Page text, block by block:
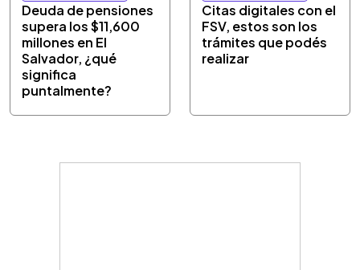
Deuda de pensiones
supera los $11,600
millones en El
Salvador, ¿qué
significa
puntalmente?
Citas digitales con el
FSV, estos son los
trámites que podés
realizar